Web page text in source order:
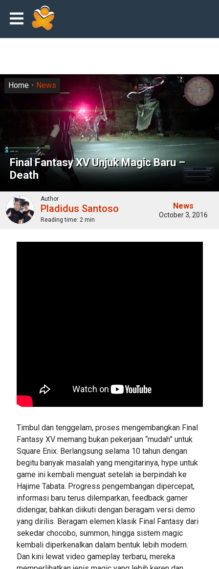
Final Fantasy XV Unjuk Magic Baru –
Death
Home News
Author
Pladidus Santoso
Reading time: 2 min
News
October 3, 2016
Timbul dan tenggelam, proses mengembangkan Final
Fantasy XV memang bukan pekerjaan “mudah” untuk
Square Enix. Berlangsung selama 10 tahun dengan
begitu banyak masalah yang mengitarinya, hype untuk
game ini kembali menguat setelah ia berpindah ke
Hajime Tabata. Progress pengembangan dipercepat,
informasi baru terus dilemparkan, feedback gamer
didengar, bahkan diikuti dengan beragam versi demo
yang dirilis. Beragam elemen klasik Final Fantasy dari
sekedar chocobo, summon, hingga sistem magic
kembali diperkenalkan dalam bentuk lebih modern.
Dan kini lewat video gameplay terbaru, mereka